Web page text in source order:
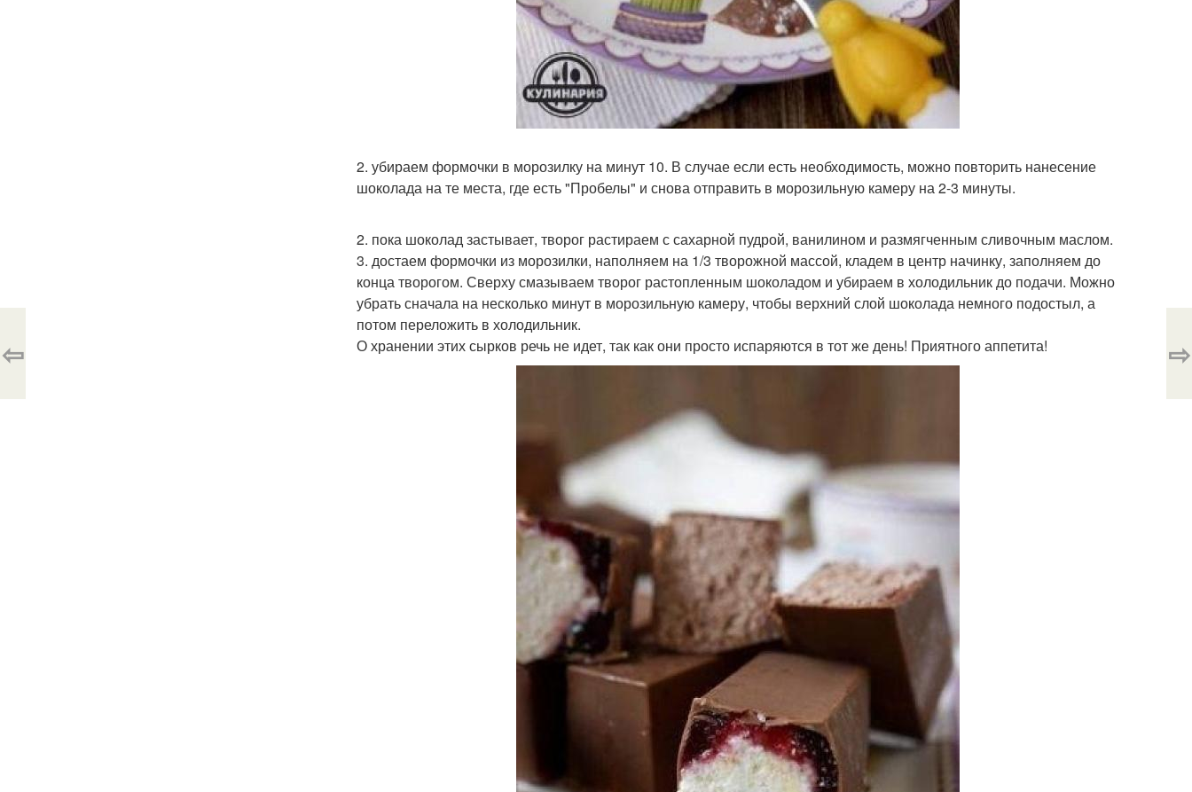
2. убираем формочки в морозилку на минут 10. В случае если есть необходимость, можно повторить нанесение
шоколада на те места, где есть "Пробелы" и снова отправить в морозильную камеру на 2-3 минуты.
2. пока шоколад застывает, творог растираем с сахарной пудрой, ванилином и размягченным сливочным маслом.
3. достаем формочки из морозилки, наполняем на 1/3 творожной массой, кладем в центр начинку, заполняем до
конца творогом. Сверху смазываем творог растопленным шоколадом и убираем в холодильник до подачи. Можно
убрать сначала на несколько минут в морозильную камеру, чтобы верхний слой шоколада немного подостыл, а
потом переложить в холодильник.
О хранении этих сырков речь не идет, так как они просто испаряются в тот же день! Приятного аппетита!
⇦ ⇨